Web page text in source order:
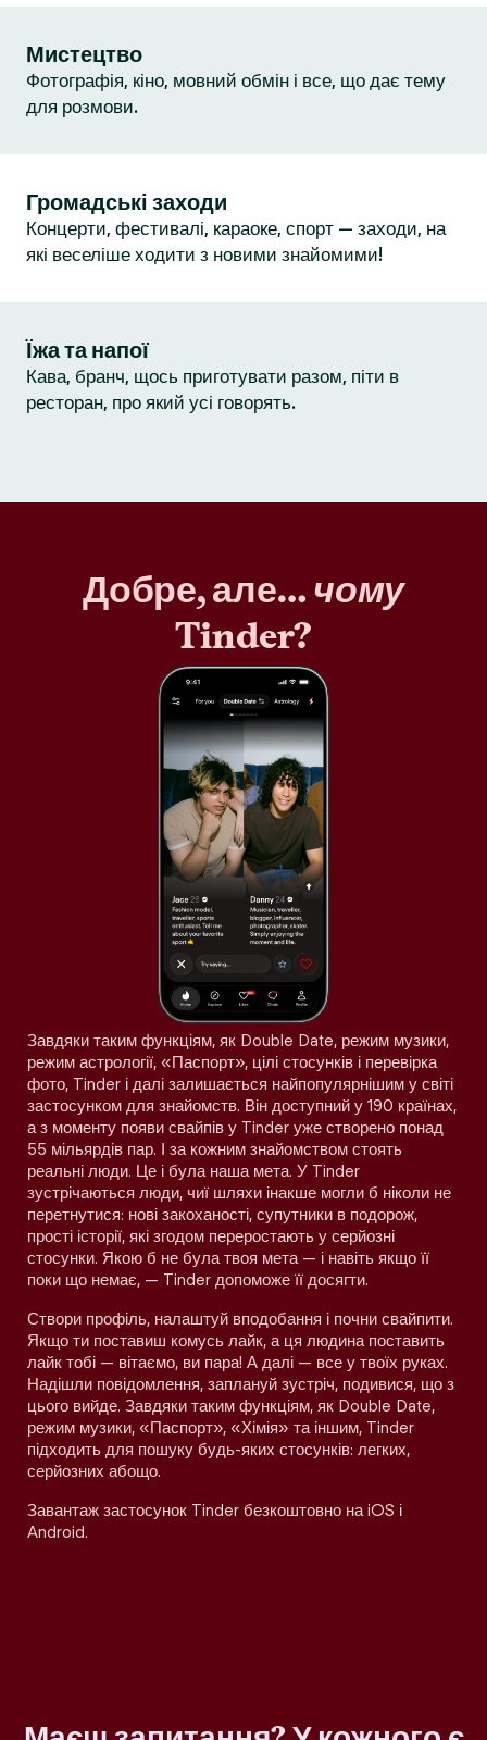
Мистецтво
Фотографія, кіно, мовний обмін і все, що дає тему
для розмови.
Громадські заходи
Концерти, фестивалі, караоке, спорт — заходи, на
які веселіше ходити з новими знайомими!
Їжа та напої
Кава, бранч, щось приготувати разом, піти в
ресторан, про який усі говорять.
Добре, але…чому
Tinder?
Завдяки таким функціям, як Double Date, режим музики,
режим астрології, «Паспорт», цілі стосунків і перевірка
фото, Tinder і далі залишається найпопулярнішим у світі
застосунком для знайомств. Він доступний у 190 країнах,
а з моменту появи свайпів у Tinder уже створено понад
55 мільярдів пар. І за кожним знайомством стоять
реальні люди. Це і була наша мета. У Tinder
зустрічаються люди, чиї шляхи інакше могли б ніколи не
перетнутися: нові закоханості, супутники в подорож,
прості історії, які згодом переростають у серйозні
стосунки. Якою б не була твоя мета — і навіть якщо її
поки що немає, — Tinder допоможе її досягти.
Створи профіль, налаштуй вподобання і почни свайпити.
Якщо ти поставиш комусь лайк, а ця людина поставить
лайк тобі — вітаємо, ви пара! А далі — все у твоїх руках.
Надішли повідомлення, заплануй зустріч, подивися, що з
цього вийде. Завдяки таким функціям, як Double Date,
режим музики, «Паспорт», «Хімія» та іншим, Tinder
підходить для пошуку будь-яких стосунків: легких,
серйозних абощо.
Завантаж застосунок Tinder безкоштовно на iOS і
Android.